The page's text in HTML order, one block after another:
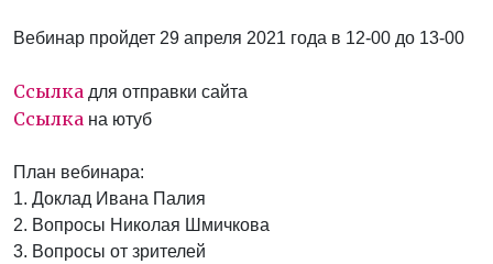
Вебинар пройдет 29 апреля 2021 года в 12-00 до 13-00
Ссылка для отправки сайта
Ссылка на ютуб
План вебинара:
1. Доклад Ивана Палия
2. Вопросы Николая Шмичкова
3. Вопросы от зрителей